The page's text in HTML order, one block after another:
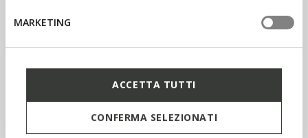
MARKETING
ACCETTA TUTTI
CONFERMA SELEZIONATI
Stay informed about the latest
newsletter.